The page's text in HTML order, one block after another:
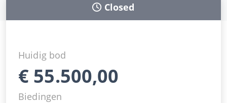
Closed
Huidig bod
€ 55.500,00
Biedingen